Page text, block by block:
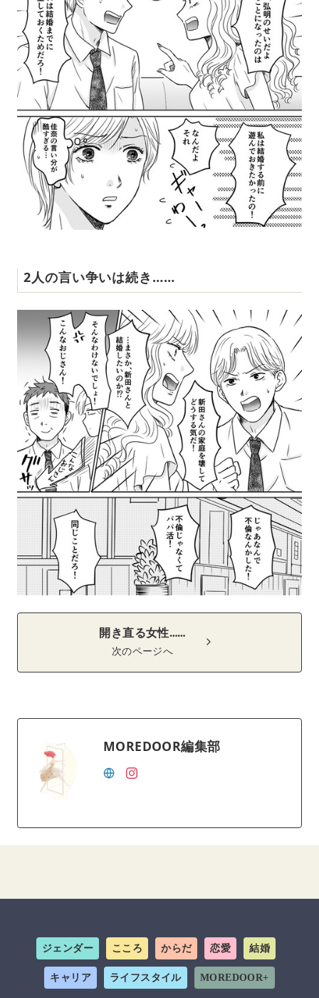
2人の言い争いは続き……
開き直る女性……
次のページへ
MOREDOOR編集部
ジェンダー こころ からだ 恋愛 結婚
キャリア ライフスタイル MOREDOOR+